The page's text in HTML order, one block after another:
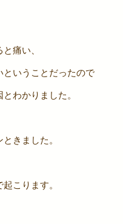
痛い、
ということだったので
わかりました。
きました。
こります。